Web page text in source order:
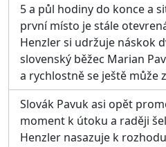
5 a půl hodiny do konce a
první místo je stále
Henzler si udržuje náskok
slovenský běžec Marian
a rychlostně se ještě může
Slovák Pavuk asi opět
moment k útoku a raději
Henzler nasazuje k